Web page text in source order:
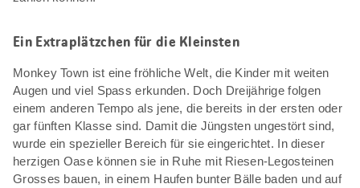
Ein Extraplätzchen für die Kleinsten
Monkey Town ist eine fröhliche Welt, die Kinder mit weiten
Augen und viel Spass erkunden. Doch Dreijährige folgen
einem anderen Tempo als jene, die bereits in der ersten oder
gar fünften Klasse sind. Damit die Jüngsten ungestört sind,
wurde ein spezieller Bereich für sie eingerichtet. In dieser
herzigen Oase können sie in Ruhe mit Riesen-Legosteinen
Grosses bauen, in einem Haufen bunter Bälle baden und auf